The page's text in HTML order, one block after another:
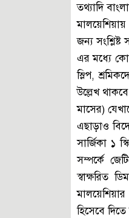
তথ্যাদি
জন্য
এর মধ্যে
স্লিপ,
উল্লেখ
মাসের)
এছাড়াও
সার্জিকা ১
সম্পর্কে
স্বাক্ষরিত
হিসেবে দিতে